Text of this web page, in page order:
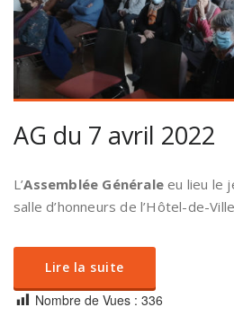
AG du 7 avril 2022
L’Assemblée Généraleeu lieu le
salle d’honneurs de l’Hôtel-de-
Lire la suite
Nombre de Vues : 336